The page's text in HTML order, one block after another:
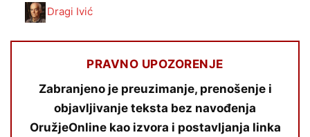
Dragi Ivić
PRAVNO UPOZORENJE
Zabranjeno je preuzimanje, prenošenje i
objavljivanje teksta bez navođenja
OružjeOnline kao izvora i postavljanja linka